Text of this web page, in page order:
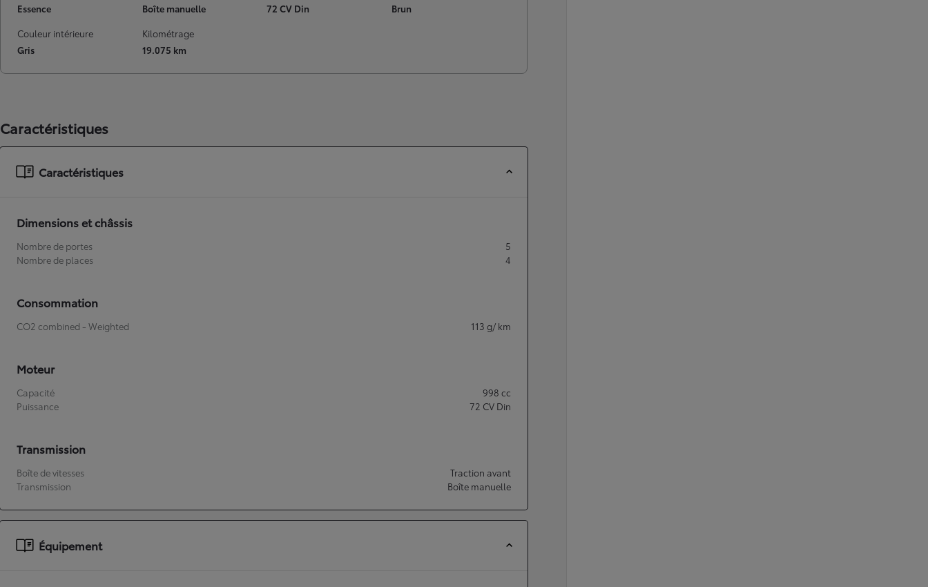
À partir de
Toyota C-HR
HYBRIDE
Essence
Boîte manuelle
72 CV Din
Brun
Couleur intérieure
Gris
Kilométrage
19.075 km
Caractéristiques
Caractéristiques
Dimensions et châssis
Nombre de portes
5
Nombre de places
4
Consommation
CO2 combined - Weighted 113 g/ km
Moteur
Capacité 998 cc
Puissance
72 CV Din
Transmission
Boîte de vitesses
Traction avant
Transmission
Boîte manuelle
Équipement